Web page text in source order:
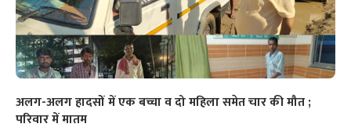
अलग-अलग हादसों में एक बच्चा व दो महिला समेत चार की मौत ;
परिवार में मातम